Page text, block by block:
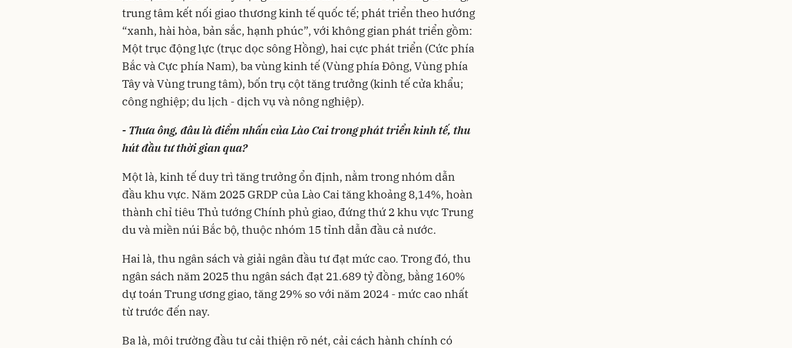
trung tâm kết nối giao thương kinh tế quốc tế; phát triển theo hướng
“xanh, hài hòa, bản sắc, hạnh phúc”, với không gian phát triển gồm:
Một trục động lực (trục dọc sông Hồng), hai cực phát triển (Cức phía
Bắc và Cực phía Nam), ba vùng kinh tế (Vùng phía Đông, Vùng phía
Tây và Vùng trung tâm), bốn trụ cột tăng trưởng (kinh tế cửa khẩu;
công nghiệp; du lịch - dịch vụ và nông nghiệp).
- Thưa ông, đâu là điểm nhấn của Lào Cai trong phát triển kinh tế, thu
hút đầu tư thời gian qua?
Một là, kinh tế duy trì tăng trưởng ổn định, nằm trong nhóm dẫn
đầu khu vực. Năm 2025 GRDP của Lào Cai tăng khoảng 8,14%, hoàn
thành chỉ tiêu Thủ tướng Chính phủ giao, đứng thứ 2 khu vực Trung
du và miền núi Bắc bộ, thuộc nhóm 15 tỉnh dẫn đầu cả nước.
Hai là, thu ngân sách và giải ngân đầu tư đạt mức cao. Trong đó, thu
ngân sách năm 2025 thu ngân sách đạt 21.689 tỷ đồng, bằng 160%
dự toán Trung ương giao, tăng 29% so với năm 2024 - mức cao nhất
từ trước đến nay.
Ba là, môi trường đầu tư cải thiện rõ nét, cải cách hành chính có